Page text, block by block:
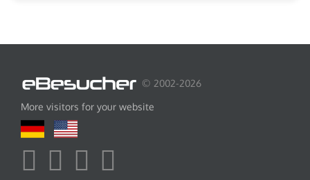
© 2002-2026
More visitors for your website